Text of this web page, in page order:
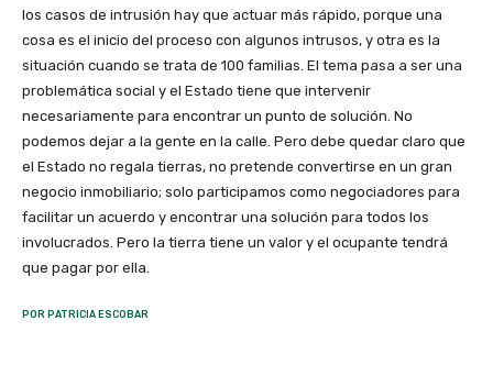
los casos de intrusión hay que actuar más rápido, porque una
cosa es el inicio del proceso con algunos intrusos, y otra es la
situación cuando se trata de 100 familias. El tema pasa a ser una
problemática social y el Estado tiene que intervenir
necesariamente para encontrar un punto de solución. No
podemos dejar a la gente en la calle. Pero debe quedar claro que
el Estado no regala tierras, no pretende convertirse en un gran
negocio inmobiliario; solo participamos como negociadores para
facilitar un acuerdo y encontrar una solución para todos los
involucrados. Pero la tierra tiene un valor y el ocupante tendrá
que pagar por ella.
POR PATRICIA ESCOBAR